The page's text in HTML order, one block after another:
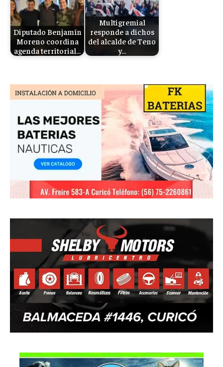
Diputado Benjamín
Moreno coordina
agenda territorial…
Multigremial
responde a dichos
del alcalde de Teno
y…